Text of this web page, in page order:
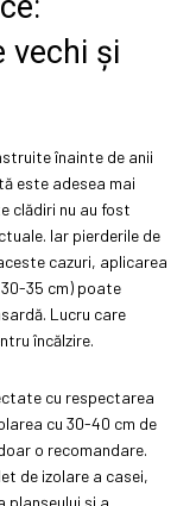
vechi și
înainte de anii
este adesea mai
clădiri nu au fost
Iar pierderile de
cazuri, aplicarea
35 cm) poate
Lucru care
încălzire.
cu respectarea
cu 30-40 cm de
o recomandare.
de izolare a casei,
planșeului și a